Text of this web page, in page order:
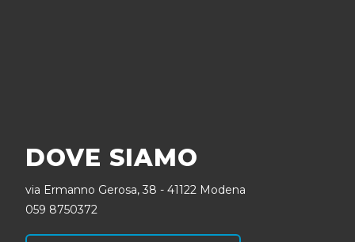
DOVE SIAMO
via Ermanno Gerosa, 38 - 41122 Modena
059 8750372